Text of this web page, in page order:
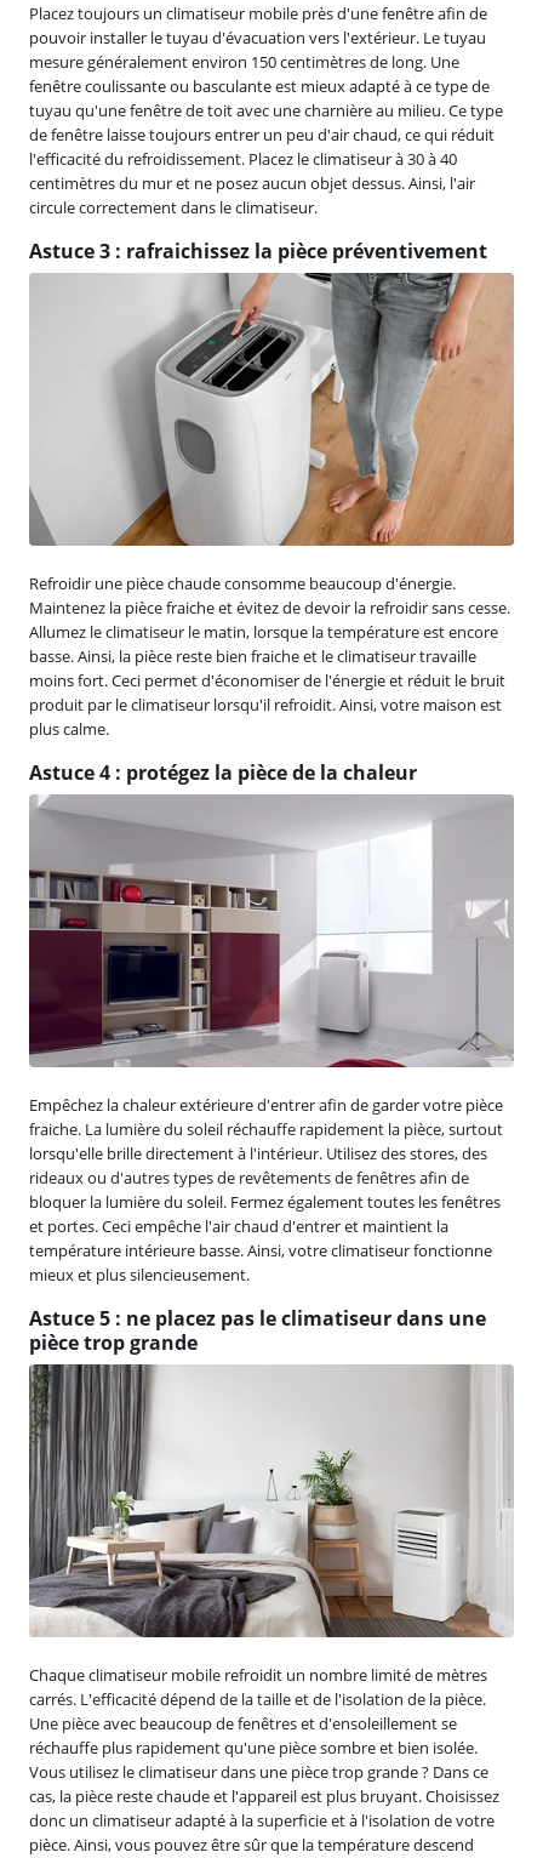
Placez toujours un climatiseur mobile près d'une fenêtre afin de
pouvoir installer le tuyau d'évacuation vers l'extérieur. Le tuyau
mesure généralement environ 150 centimètres de long. Une
fenêtre coulissante ou basculante est mieux adapté à ce type de
tuyau qu'une fenêtre de toit avec une charnière au milieu. Ce type
de fenêtre laisse toujours entrer un peu d'air chaud, ce qui réduit
l'efficacité du refroidissement. Placez le climatiseur à 30 à 40
centimètres du mur et ne posez aucun objet dessus. Ainsi, l'air
circule correctement dans le climatiseur.
Astuce 3 : rafraichissez la pièce préventivement
Refroidir une pièce chaude consomme beaucoup d'énergie.
Maintenez la pièce fraiche et évitez de devoir la refroidir sans cesse.
Allumez le climatiseur le matin, lorsque la température est encore
basse. Ainsi, la pièce reste bien fraiche et le climatiseur travaille
moins fort. Ceci permet d'économiser de l'énergie et réduit le bruit
produit par le climatiseur lorsqu'il refroidit. Ainsi, votre maison est
plus calme.
Astuce 4 : protégez la pièce de la chaleur
Empêchez la chaleur extérieure d'entrer afin de garder votre pièce
fraiche. La lumière du soleil réchauffe rapidement la pièce, surtout
lorsqu'elle brille directement à l'intérieur. Utilisez des stores, des
rideaux ou d'autres types de revêtements de fenêtres afin de
bloquer la lumière du soleil. Fermez également toutes les fenêtres
et portes. Ceci empêche l'air chaud d'entrer et maintient la
température intérieure basse. Ainsi, votre climatiseur fonctionne
mieux et plus silencieusement.
Astuce 5 : ne placez pas le climatiseur dans une
pièce trop grande
Chaque climatiseur mobile refroidit un nombre limité de mètres
carrés. L'efficacité dépend de la taille et de l'isolation de la pièce.
Une pièce avec beaucoup de fenêtres et d'ensoleillement se
réchauffe plus rapidement qu'une pièce sombre et bien isolée.
Vous utilisez le climatiseur dans une pièce trop grande ? Dans ce
cas, la pièce reste chaude et l'appareil est plus bruyant. Choisissez
donc un climatiseur adapté à la superficie et à l'isolation de votre
pièce. Ainsi, vous pouvez être sûr que la température descend